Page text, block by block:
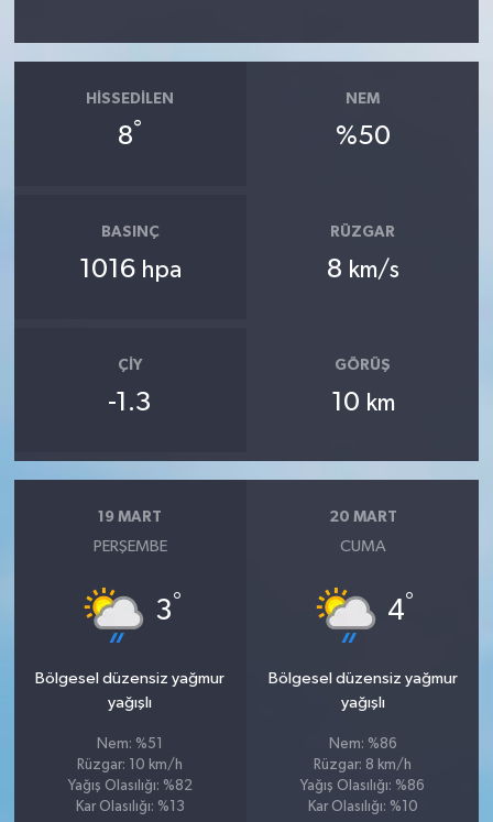
HISSEDILEN
8°
NEM
%50
BASINÇ
1016 hpa
RÜZGAR
8 km/s
ÇIY
-1.3
GÖRÜŞ
10 km
19 MART
PERŞEMBE
3°
Bölgesel düzensiz yağmur
yağışlı
Nem: %51
Rüzgar: 10 km/h
Yağış Olasılığı: %82
Kar Olasılığı: %13
20 MART
CUMA
4°
Bölgesel düzensiz yağmur
yağışlı
Nem: %86
Rüzgar: 8 km/h
Yağış Olasılığı: %86
Kar Olasılığı: %10